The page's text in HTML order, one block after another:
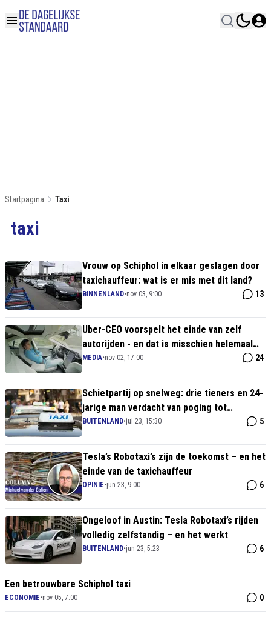
Startpagina Taxi
taxi
Vrouw op Schiphol in elkaar geslagen door
taxichauffeur: wat is er mis met dit land?
BINNENLAND•nov 03, 9:00 13
Uber-CEO voorspelt het einde van zelf
autorijden - en dat is misschien helemaal
niet zo slecht
MEDIA•nov 02, 17:00 24
Schietpartij op snelweg: drie tieners en 24-
jarige man verdacht van poging tot
doodslag
BUITENLAND•jul 23, 15:30 5
Tesla’s Robotaxi’s zijn de toekomst – en het
einde van de taxichauffeur
OPINIE•jun 23, 9:00 6
Ongeloof in Austin: Tesla Robotaxi’s rijden
volledig zelfstandig – en het werkt
BUITENLAND•jun 23, 5:23 6
Een betrouwbare Schiphol taxi
ECONOMIE•nov 05, 7:00 0